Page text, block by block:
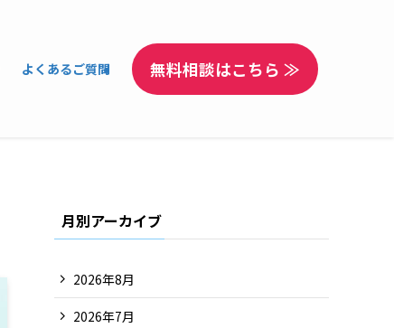
よくあるご質問 無料相談はこちら ≫
月別アーカイブ
2026年8月
2026年7月